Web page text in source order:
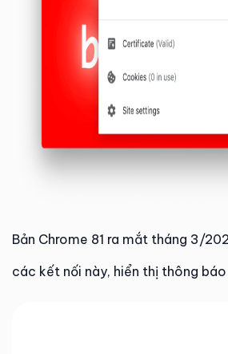
Bản Chrome 81 ra mắt tháng 3/
các kết nối này, hiển thị thông báo